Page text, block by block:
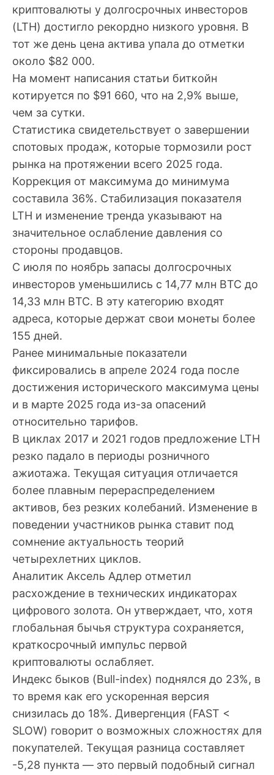
криптовалюты у долгосрочных инвесторов
(LTH) достигло рекордно низкого уровня. В
тот же день цена актива упала до отметки
около $82 000.
На момент написания статьи биткойн
котируется по $91 660, что на 2,9% выше,
чем за сутки.
Статистика свидетельствует о завершении
спотовых продаж, которые тормозили рост
рынка на протяжении всего 2025 года.
Коррекция от максимума до минимума
составила 36%. Стабилизация показателя
LTH и изменение тренда указывают на
значительное ослабление давления со
стороны продавцов.
С июля по ноябрь запасы долгосрочных
инвесторов уменьшились с 14,77 млн BTC до
14,33 млн BTC. В эту категорию входят
адреса, которые держат свои монеты более
155 дней.
Ранее минимальные показатели
фиксировались в апреле 2024 года после
достижения исторического максимума цены
и в марте 2025 года из-за опасений
относительно тарифов.
В циклах 2017 и 2021 годов предложение LTH
резко падало в периоды розничного
ажиотажа. Текущая ситуация отличается
более плавным перераспределением
активов, без резких колебаний. Изменение в
поведении участников рынка ставит под
сомнение актуальность теорий
четырехлетних циклов.
Аналитик Аксель Адлер отметил
расхождение в технических индикаторах
цифрового золота. Он утверждает, что, хотя
глобальная бычья структура сохраняется,
краткосрочный импульс первой
криптовалюты ослабляет.
Индекс быков (Bull-index) поднялся до 23%, в
то время как его ускоренная версия
снизилась до 18%. Дивергенция (FAST <
SLOW) говорит о возможных сложностях для
покупателей. Текущая разница составляет
-5,28 пункта — это первый подобный сигнал